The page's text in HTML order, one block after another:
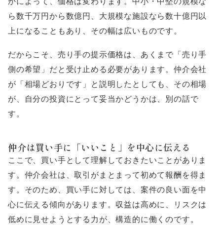
ら数千万円から数億円、大規模な施設なら数十億円以
上になることもあり、その幅は広いものです。
だからこそ、売り手の提示価格は、あくまで「売り手
側の希望」だと受け止める必要があります。仲介会社
が「相場どおりです」と説明したとしても、その相場
が、自分の投資にとって妥当かどうかは、別の話で
す。
仲介は買い手に「いいこと」を中心に伝える
ここで、買い手として理解しておきたいことがありま
す。仲介会社は、取引がまとまって初めて報酬を得ま
す。そのため、買い手に対しては、案件の良い面を中
心に伝える傾向があります。収益は高めに、リスクは
低めに見せようとする力が、構造的に働くのです。